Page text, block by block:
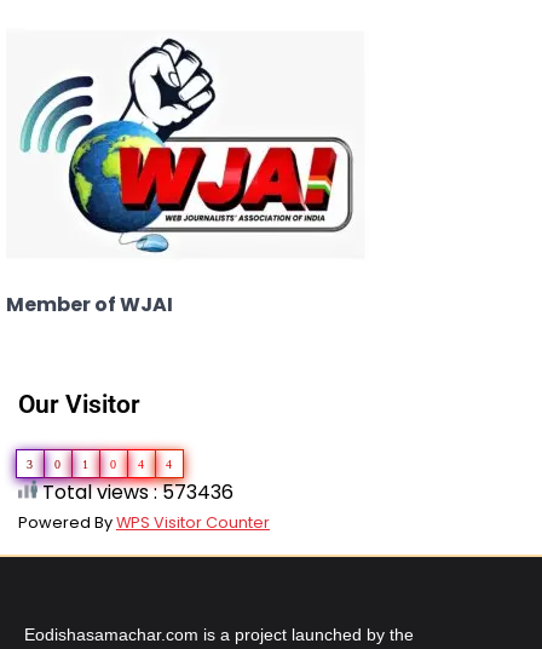
Member of WJAI
Our Visitor
3 0 1 0 4 4
Total views : 573436
Powered ByWPS Visitor Counter
Eodishasamachar.com is a project launched by the